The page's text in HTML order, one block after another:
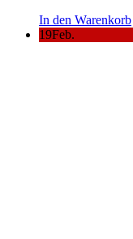
In den Warenkorb
19Feb.